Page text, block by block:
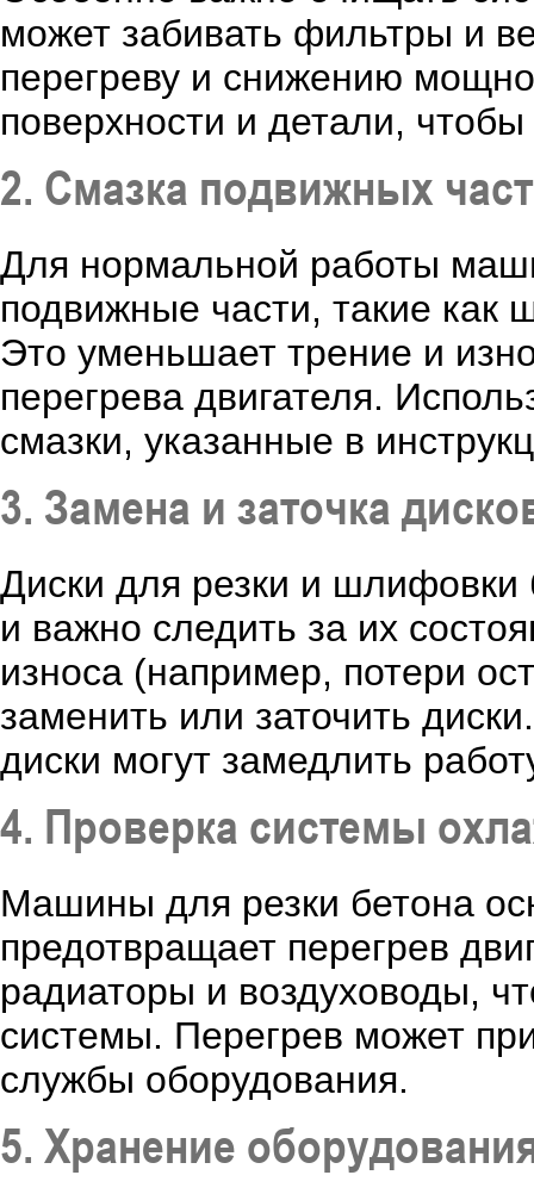
может забивать фильтры и
перегреву и снижению
поверхности и детали,
2. Смазка подвижных
Для нормальной работы
подвижные части, такие как
Это уменьшает трение и
перегрева двигателя.
смазки, указанные в
3. Замена и заточка
Диски для резки и
и важно следить за их
износа (например, потери
заменить или заточить
диски могут замедлить
4. Проверка системы
Машины для резки бетона
предотвращает перегрев
радиаторы и воздуховоды,
системы. Перегрев может
службы оборудования.
5. Хранение